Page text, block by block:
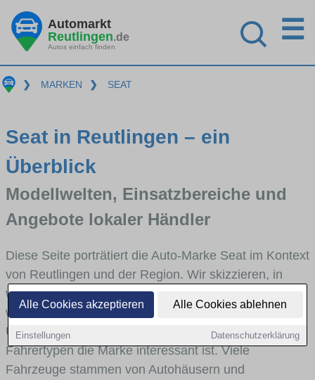
Alle Cookies akzeptieren Alle Cookies ablehnen
Einstellungen Datenschutzerklärung
Automarkt
Reutlingen.de
Autos einfach finden
☰
❯ MARKEN ❯ SEAT
Seat in Reutlingen – ein
Überblick
Modellwelten, Einsatzbereiche und
Angebote lokaler Händler
Diese Seite porträtiert die Auto-Marke Seat im Kontext
von Reutlingen und der Region. Wir skizzieren, in
welchen Fahrzeugklassen Seat stark vertreten ist,
welche Modellreihen häufig im Stadt- und
Umlandverkehr zu sehen sind und für welche
Fahrertypen die Marke interessant ist. Viele
Fahrzeuge stammen von Autohäusern und